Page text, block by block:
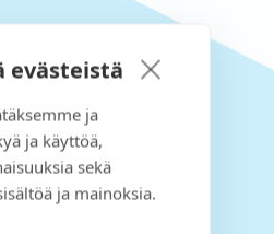
evästeistä
ja
ja käyttöä,
sekä
ja mainoksia.